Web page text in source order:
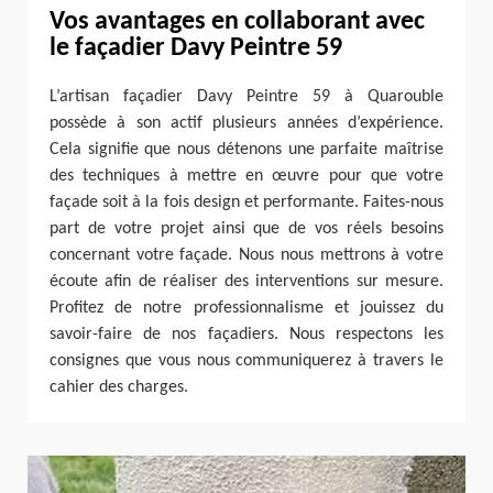
Vos avantages en collaborant avec
le façadier Davy Peintre 59
L’artisan façadier Davy Peintre 59 à Quarouble
possède à son actif plusieurs années d’expérience.
Cela signifie que nous détenons une parfaite maîtrise
des techniques à mettre en œuvre pour que votre
façade soit à la fois design et performante. Faites-nous
part de votre projet ainsi que de vos réels besoins
concernant votre façade. Nous nous mettrons à votre
écoute afin de réaliser des interventions sur mesure.
Profitez de notre professionnalisme et jouissez du
savoir-faire de nos façadiers. Nous respectons les
consignes que vous nous communiquerez à travers le
cahier des charges.